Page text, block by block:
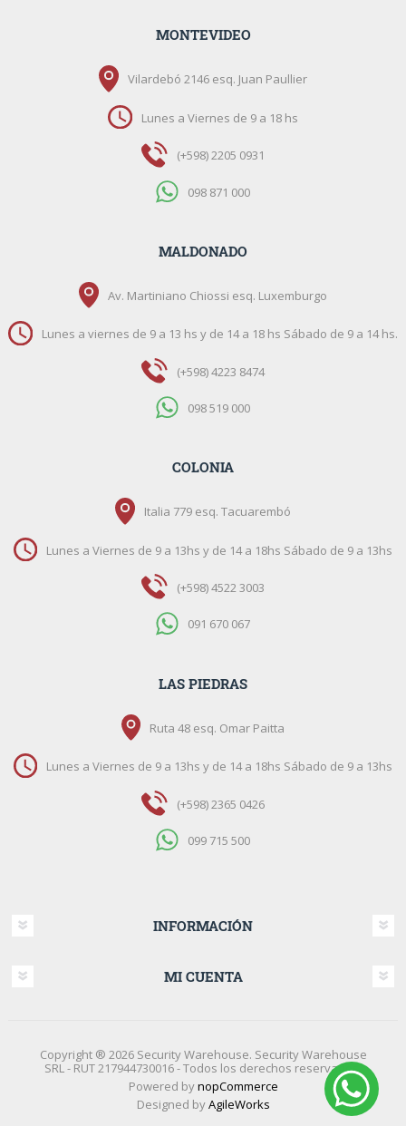
MONTEVIDEO
Vilardebó 2146 esq. Juan Paullier
Lunes a Viernes de 9 a 18 hs
(+598) 2205 0931
098 871 000
MALDONADO
Av. Martiniano Chiossi esq. Luxemburgo
Lunes a viernes de 9 a 13 hs y de 14 a 18 hs Sábado de 9 a 14 hs.
(+598) 4223 8474
098 519 000
COLONIA
Italia 779 esq. Tacuarembó
Lunes a Viernes de 9 a 13hs y de 14 a 18hs Sábado de 9 a 13hs
(+598) 4522 3003
091 670 067
LAS PIEDRAS
Ruta 48 esq. Omar Paitta
Lunes a Viernes de 9 a 13hs y de 14 a 18hs Sábado de 9 a 13hs
(+598) 2365 0426
099 715 500
INFORMACIÓN
MI CUENTA
Copyright ® 2026 Security Warehouse. Security Warehouse
SRL - RUT 217944730016 - Todos los derechos reservados.
Powered bynopCommerce
Designed byAgileWorks